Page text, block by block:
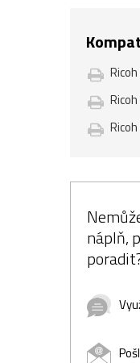
náplň,